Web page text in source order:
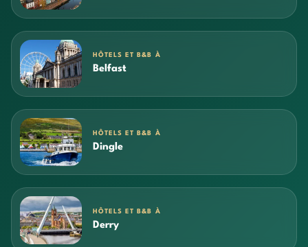
HÔTELS ET B&B À
Belfast
HÔTELS ET B&B À
Dingle
HÔTELS ET B&B À
Derry